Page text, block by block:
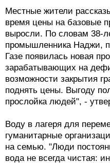
Местные жители
время цены на базовые
выросли. По словам 38-
промышленника Наджи,
Газе появилась новая
зарабатывающих на
возможности закрытия
поднять цены. Выгоду
прослойка людей", -
Воду в лагеря для
гуманитарные
на семью. "Люди
вода не всегда чистая: